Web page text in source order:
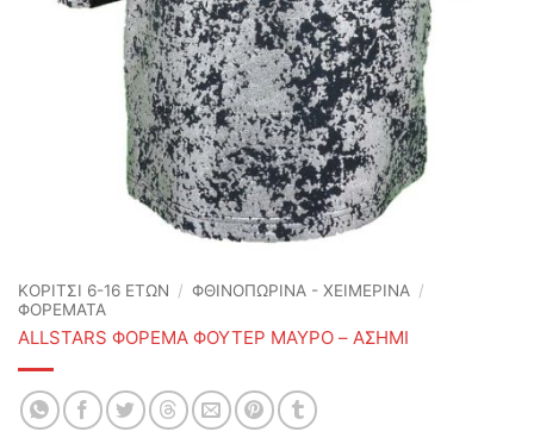
ΚΟΡΙΤΣΙ 6-16 ΕΤΩΝ / ΦΘΙΝΟΠΩΡΙΝΆ - ΧΕΙΜΕΡΙΝΆ /
ΦΟΡΕΜΑΤΑ
ALLSTARS ΦΟΡΕΜΑ ΦΟΥΤΕΡ ΜΑΥΡΟ – ΑΣΗΜΙ